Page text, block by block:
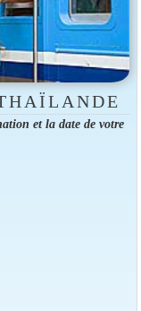
et la date de votre